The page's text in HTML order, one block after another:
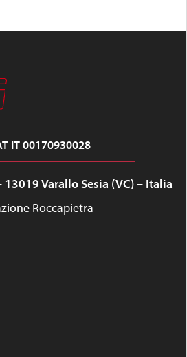
IT 00170930028
13019 Varallo Sesia (VC) – Italia
Roccapietra